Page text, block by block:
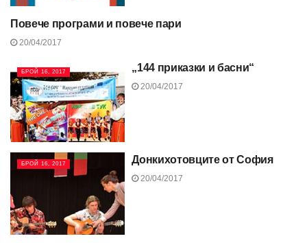
БРОЙ 16, 2017
Повече програми и повече пари
20/04/2017
БРОЙ 16, 2017 „144 приказки и басни“
20/04/2017
БРОЙ 16, 2017 Донкихотовците от София
20/04/2017